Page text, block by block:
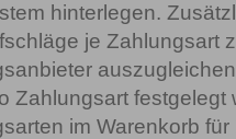
hinterlegen.
je Zahlungsart
Zahlungsart
im Warenkorb